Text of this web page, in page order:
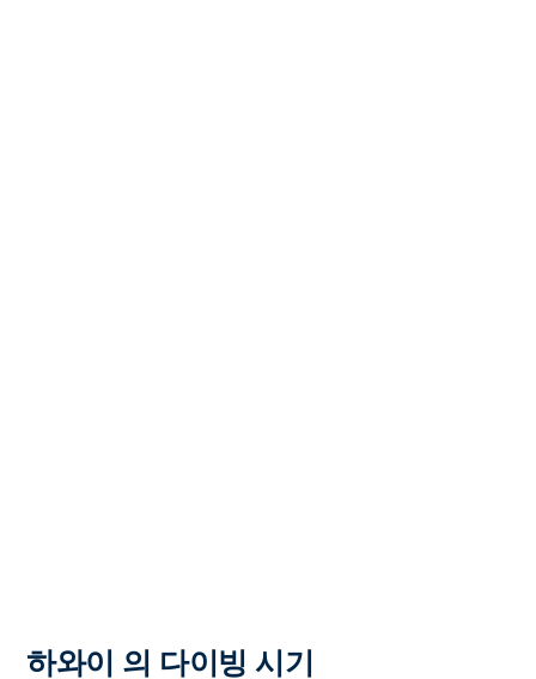
하와이 의 다이빙 시기